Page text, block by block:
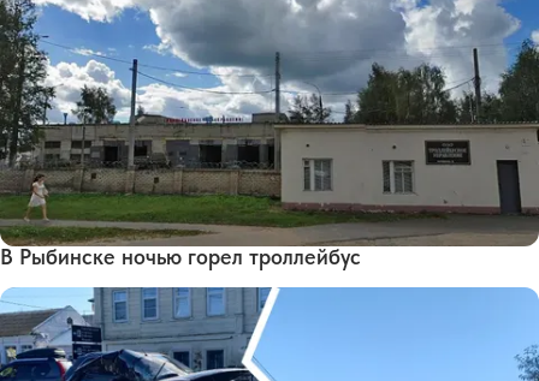
В Рыбинске ночью горел троллейбус